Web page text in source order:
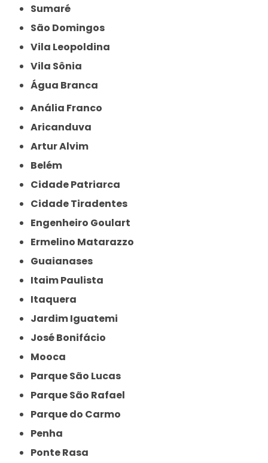
Sumaré
São Domingos
Vila Leopoldina
Vila Sônia
Água Branca
Anália Franco
Aricanduva
Artur Alvim
Belém
Cidade Patriarca
Cidade Tiradentes
Engenheiro Goulart
Ermelino Matarazzo
Guaianases
Itaim Paulista
Itaquera
Jardim Iguatemi
José Bonifácio
Mooca
Parque São Lucas
Parque São Rafael
Parque do Carmo
Penha
Ponte Rasa